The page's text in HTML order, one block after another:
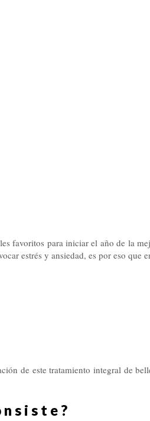
favoritos para iniciar el año de la
estrés y ansiedad, es por eso
de este tratamiento integral de